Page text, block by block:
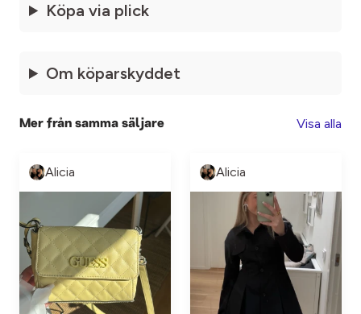
Köpa via plick
Om köparskyddet
Mer från samma säljare Visa alla
Alicia Alicia